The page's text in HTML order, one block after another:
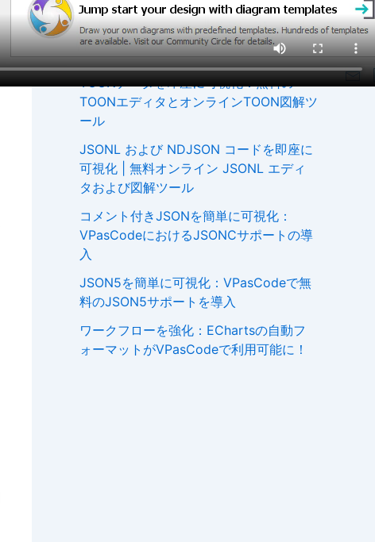
Recent Posts
TOONデータを即座に可視化：無料の
TOONエディタとオンラインTOON図解ツ
ール
JSONL および NDJSON コードを即座に
可視化 | 無料オンライン JSONL エディ
タおよび図解ツール
コメント付きJSONを簡単に可視化：
VPasCodeにおけるJSONCサポートの導
入
JSON5を簡単に可視化：VPasCodeで無
料のJSON5サポートを導入
ワークフローを強化：EChartsの自動フ
ォーマットがVPasCodeで利用可能に！